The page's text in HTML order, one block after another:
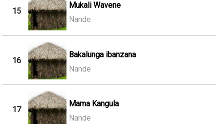
15
Mukali Wavene
Nande
16
Bakalunga ibanzana
Nande
17
Mama Kangula
Nande